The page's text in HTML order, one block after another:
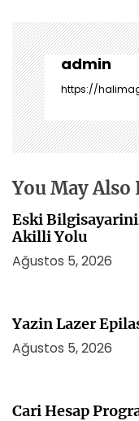
e
z
i
n
m
e
s
admin
https://
You May Also
Eski
Akilli Yolu
Ağustos 5, 2026
Yazin Lazer
Ağustos 5, 2026
Cari Hesap